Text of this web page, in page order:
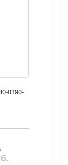
0190-